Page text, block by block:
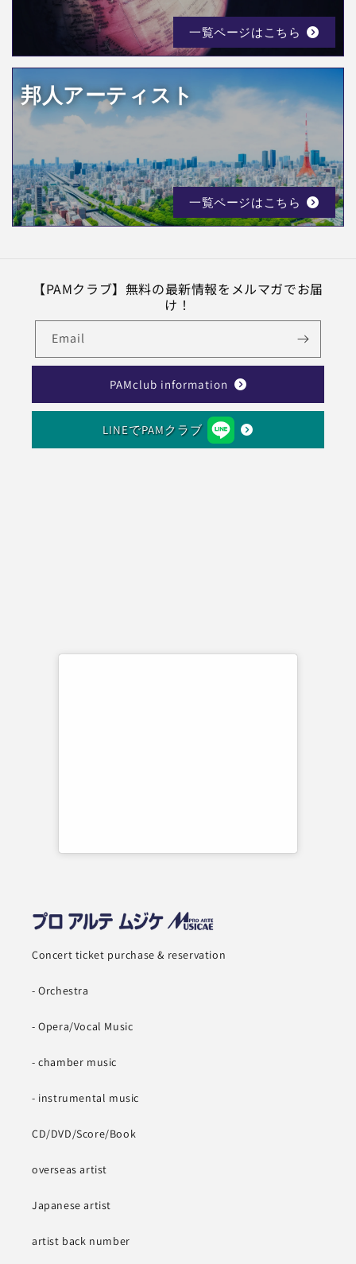
一覧ページはこちら
邦人アーティスト
一覧ページはこちら
【PAMクラブ】無料の最新情報をメルマガでお届
け！
Email
PAMclub information
LINEでPAMクラブ
Concert ticket purchase & reservation
- Orchestra
- Opera/Vocal Music
- chamber music
- instrumental music
CD/DVD/Score/Book
overseas artist
Japanese artist
artist back number